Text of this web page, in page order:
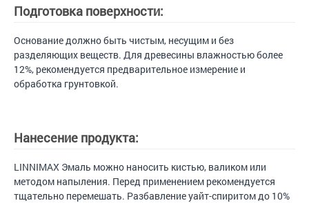
Подготовка поверхности:
Основание должно быть чистым, несущим и без
разделяющих веществ. Для древесины влажностью более
12%, рекомендуется предварительное измерение и
обработка грунтовкой.
Нанесение продукта:
LINNIMAX Эмаль можно наносить кистью, валиком или
методом напыления. Перед применением рекомендуется
тщательно перемешать. Разбавление уайт-спиритом до 10%